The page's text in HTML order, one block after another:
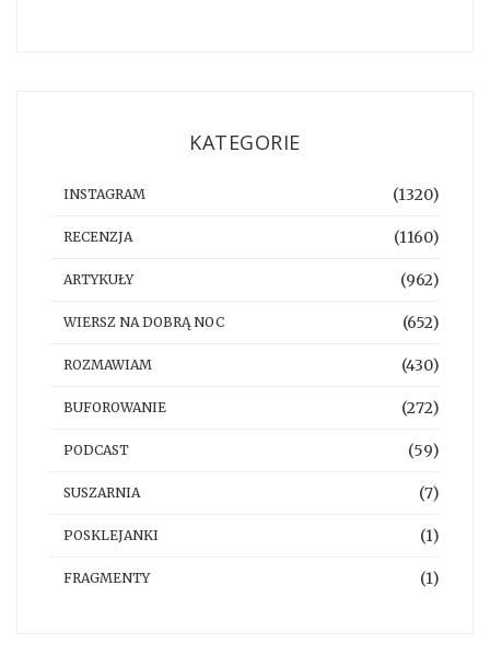
KATEGORIE
INSTAGRAM (1320)
RECENZJA (1160)
ARTYKUŁY (962)
WIERSZ NA DOBRĄ NOC (652)
ROZMAWIAM (430)
BUFOROWANIE (272)
PODCAST (59)
SUSZARNIA (7)
POSKLEJANKI (1)
FRAGMENTY (1)